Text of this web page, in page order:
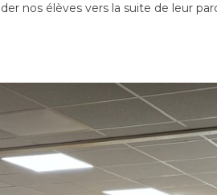
nos élèves vers la suite de leur